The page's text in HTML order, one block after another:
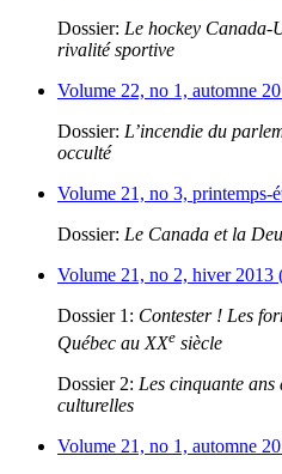
Dossier: Le hockey Canada-
rivalité sportive
Volume 22, no 1, automne
Dossier: L’incendie du
occulté
Volume 21, no 3, printemps-
Dossier: Le Canada et la
Volume 21, no 2, hiver 2013
Dossier 1: Contester ! Les
Québec au XXe siècle
Dossier 2: Les cinquante ans
culturelles
Volume 21, no 1, automne